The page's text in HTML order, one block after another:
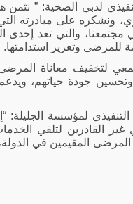
لدبي الصحية: ”
ونشكره على مبادرته
والتي تعد إحدى
للمرضى وتعزيز استدامتها.
لتخفيف معاناة المرضى
جودة حياتهم،
لمؤسسة الجليلة:
القادرين لتلقي
المقيمين في الدولة